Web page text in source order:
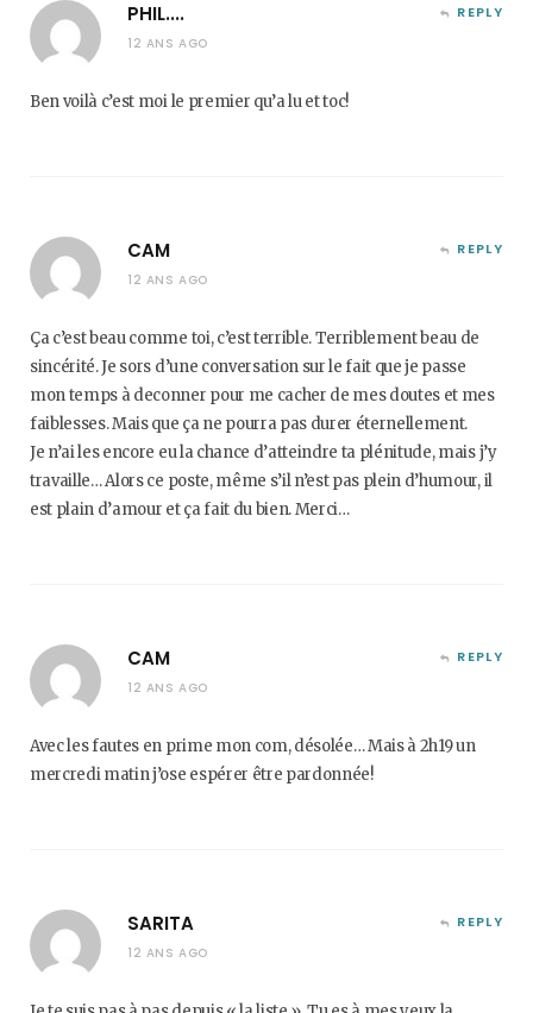
PHIL....
12 ANS AGO
REPLY
Ben voilà c’est moi le premier qu’a lu et toc!
CAM
12 ANS AGO
REPLY
Ça c’est beau comme toi, c’est terrible. Terriblement beau de
sincérité. Je sors d’une conversation sur le fait que je passe
mon temps à deconner pour me cacher de mes doutes et mes
faiblesses. Mais que ça ne pourra pas durer éternellement.
Je n’ai les encore eu la chance d’atteindre ta plénitude, mais j’y
travaille… Alors ce poste, même s’il n’est pas plein d’humour, il
est plain d’amour et ça fait du bien. Merci…
CAM
12 ANS AGO
REPLY
Avec les fautes en prime mon com, désolée… Mais à 2h19 un
mercredi matin j’ose espérer être pardonnée!
SARITA
12 ANS AGO
REPLY